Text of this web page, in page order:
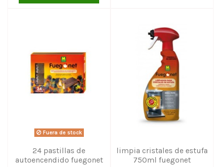
Fuera de stock
24 pastillas de
autoencendido fuegonet
limpia cristales de estufa
750ml fuegonet